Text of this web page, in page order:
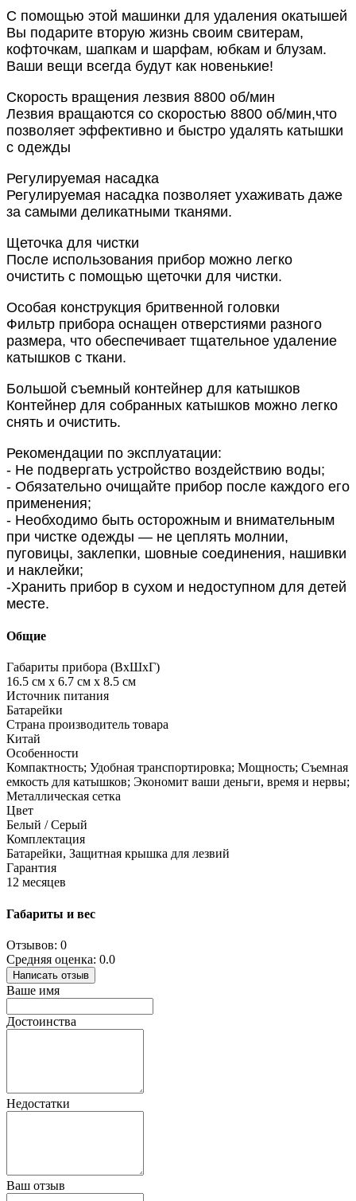
С помощью этой машинки для удаления окатышей
Вы подарите вторую жизнь своим свитерам,
кофточкам, шапкам и шарфам, юбкам и блузам.
Ваши вещи всегда будут как новенькие!
Скорость вращения лезвия 8800 об/мин
Лезвия вращаются со скоростью 8800 об/мин,что
позволяет эффективно и быстро удалять катышки
с одежды
Регулируемая насадка
Регулируемая насадка позволяет ухаживать даже
за самыми деликатными тканями.
Щеточка для чистки
После использования прибор можно легко
очистить с помощью щеточки для чистки.
Особая конструкция бритвенной головки
Фильтр прибора оснащен отверстиями разного
размера, что обеспечивает тщательное удаление
катышков с ткани.
Большой съемный контейнер для катышков
Контейнер для собранных катышков можно легко
снять и очистить.
Рекомендации по эксплуатации:
- Не подвергать устройство воздействию воды;
- Обязательно очищайте прибор после каждого его
применения;
- Необходимо быть осторожным и внимательным
при чистке одежды — не цеплять молнии,
пуговицы, заклепки, шовные соединения, нашивки
и наклейки;
-Хранить прибор в сухом и недоступном для детей
месте.
Общие
Габариты прибора (ВхШхГ)
16.5 см х 6.7 см х 8.5 см
Источник питания
Батарейки
Страна производитель товара
Китай
Особенности
Компактность; Удобная транспортировка; Мощность; Съемная
емкость для катышков; Экономит ваши деньги, время и нервы;
Металлическая сетка
Цвет
Белый / Серый
Комплектация
Батарейки, Защитная крышка для лезвий
Гарантия
12 месяцев
Габариты и вес
Отзывов: 0
Средняя оценка: 0.0
Написать отзыв
Ваше имя
Достоинства
Недостатки
Ваш отзыв